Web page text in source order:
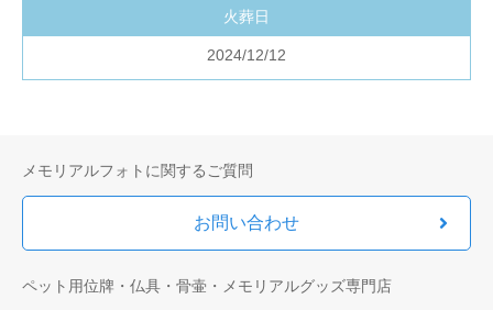
火葬日
2024/12/12
メモリアルフォトに関するご質問
お問い合わせ
ペット用位牌・仏具・骨壷・メモリアルグッズ専門店